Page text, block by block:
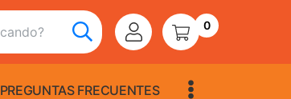
0
PREGUNTAS FRECUENTES